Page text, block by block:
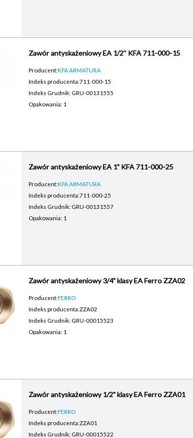
Zawór antyskażeniowy EA 1/2’’ KFA 711-000-15
Producent:KFA ARMATURA
Indeks producenta:711-000-15
Indeks Grudnik: GRU-00131555
Opakowania: 1
Zawór antyskażeniowy EA 1" KFA 711-000-25
Producent:KFA ARMATURA
Indeks producenta:711-000-25
Indeks Grudnik: GRU-00131557
Opakowania: 1
Zawór antyskażeniowy 3/4" klasy EA Ferro ZZA02
Producent:FERRO
Indeks producenta:ZZA02
Indeks Grudnik: GRU-00015523
Opakowania: 1
Zawór antyskażeniowy 1/2" klasy EA Ferro ZZA01
Producent:FERRO
Indeks producenta:ZZA01
Indeks Grudnik: GRU-00015522